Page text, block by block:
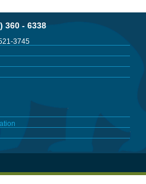
360 - 6338
3745